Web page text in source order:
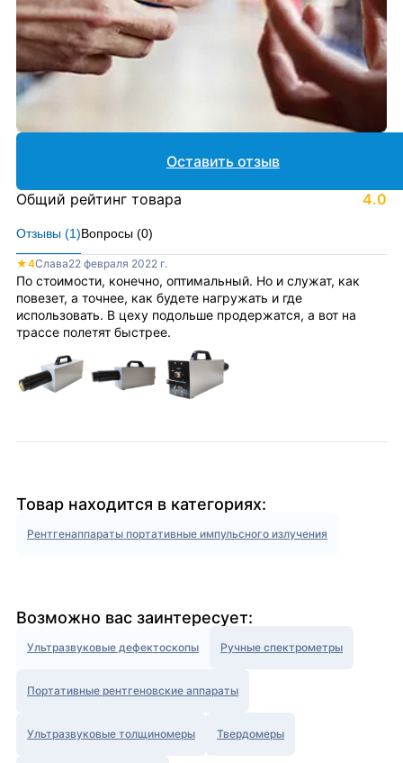
Отзывы (1)Вопросы (0)
★4Слава22 февраля 2022 г.
По стоимости, конечно, оптимальный. Но и служат, как
повезет, а точнее, как будете нагружать и где
использовать. В цеху подольше продержатся, а вот на
трассе полетят быстрее.
Оставить отзыв
Общий рейтинг товара 4.0
Товар находится в категориях:
Рентгенаппараты портативные импульсного излучения
Возможно вас заинтересует:
Ультразвуковые дефектоскопы Ручные спектрометры
Портативные рентгеновские аппараты
Ультразвуковые толщиномеры Твердомеры